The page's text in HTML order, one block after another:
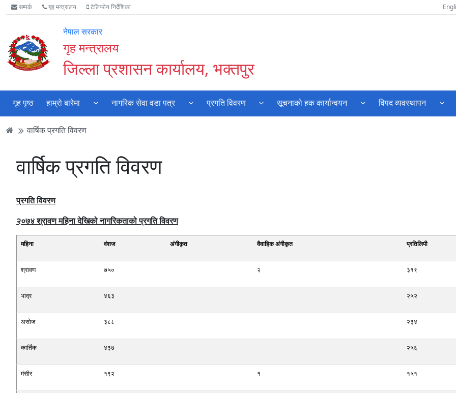
Accessibility
Mode
गर्नुहोस्
मुख्य
सामाग्री
मुख्य
नेभिगेसन
वेबसाइट
खोजमा
सम्पर्क गृह मन्त्रालय टेलिफोन निर्देशिका
नेपाल सरकार
गृह मन्त्रालय
जिल्ला प्रशासन कार्यालय, भक्तपुर
गृह पृष्ठ हाम्रो बारेमा नागरिक सेवा वडा पत्र प्रगति विवरण सूचनाको हक कार्यान्वयन विपद व्यवस्थापन
वार्षिक प्रगति विवरण
वार्षिक प्रगति विवरण
प्रगति विवरण
२०७४ श्रावण महिना देखिको नागरिकताको प्रगति विवरण
महिना वंशज अंगीकृत वैवाहिक अंगीकृत प्रतिलिपी
श्रावण ७५० २ ३१९
भाद्र ४६३ २५२
असोज ३८८ २३४
कार्तिक ४३७ २५६
मंसीर १९२ १ १५१